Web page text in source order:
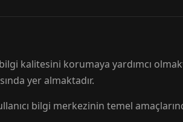
kalitesini korumaya yardımcı
yer almaktadır.
bilgi merkezinin temel